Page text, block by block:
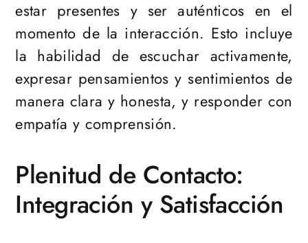
estar presentes y ser auténticos en el
momento de la interacción. Esto incluye
la habilidad de escuchar activamente,
expresar pensamientos y sentimientos de
manera clara y honesta, y responder con
empatía y comprensión.
Plenitud de Contacto:
Integración y Satisfacción